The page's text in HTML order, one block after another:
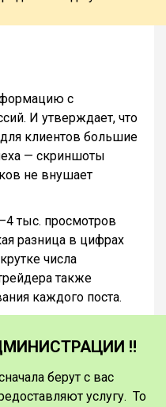
с
И утверждает, что
клиентов большие
— скриншоты
не внушает
тыс. просмотров
разница в цифрах
числа
также
каждого поста.
‼️
берут с вас
услугу. То